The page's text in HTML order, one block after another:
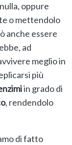
oppure
o mettendolo
anche essere
ad
meglio in
più
in grado di
, rendendolo
di fatto